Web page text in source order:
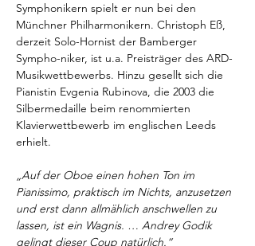
Symphonikern spielt er nun bei den
Münchner Philharmonikern. Christoph Eß,
derzeit Solo-Hornist der Bamberger
Sympho-niker, ist u.a. Preisträger des ARD-
Musikwettbewerbs. Hinzu gesellt sich die
Pianistin Evgenia Rubinova, die 2003 die
Silbermedaille beim renommierten
Klavierwettbewerb im englischen Leeds
erhielt.
„Auf der Oboe einen hohen Ton im
Pianissimo, praktisch im Nichts, anzusetzen
und erst dann allmählich anschwellen zu
lassen, ist ein Wagnis. … Andrey Godik
gelingt dieser Coup natürlich.“